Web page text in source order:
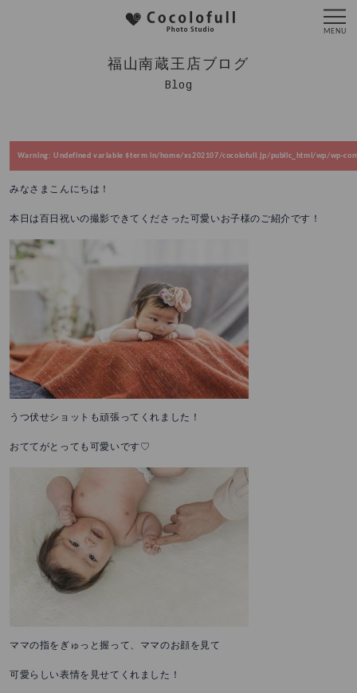
福山南蔵王店ブログ
Blog
Warning : Undefined variable $term in/home/xs202107/cocolofull.jp/public_html/wp/wp-
みなさまこんにちは！
本日は百日祝いの撮影できてくださった可愛いお子様のご紹介です！
うつ伏せショットも頑張ってくれました！
おててがとっても可愛いです♡
ママの指をぎゅっと握って、ママのお顔を見て
可愛らしい表情を見せてくれました！